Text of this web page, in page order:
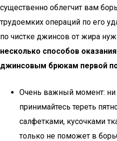
существенно облегчит вам
трудоемких операций по его
по чистке джинсов от жира
несколько способов
джинсовым брюкам первой
Очень важный момент: ни
принимайтесь тереть
салфетками, кусочками
только не поможет в